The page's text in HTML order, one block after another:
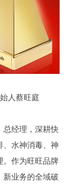
人蔡旺庭
总经理，深耕快
、水神消毒、神
。作为旺旺品牌
新业务的全域破